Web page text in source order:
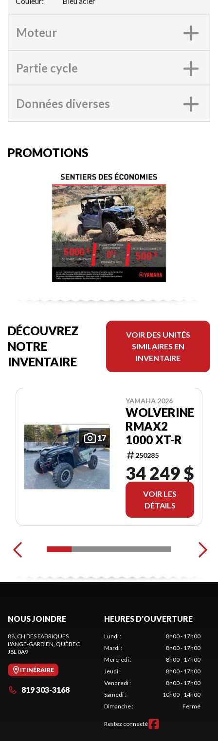
Moteur
Partie cycle
Données diverses
PROMOTIONS
DÉCOUVREZ
NOTRE
INVENTAIRE
VOIR DES UNITÉS
SIMILAIRES EN
INVENTAIRE
17
YAMAHA 2026
WOLVERINE
RMAX2
1000 XT-R
250285
34 249 $
VOIR LES
DÉTAILS
NOUS JOINDRE
88, CH DES FABRIQUES
L'ANGE-GARDIEN, QUÉBEC
J8L 0A9
ITINÉRAIRE
819 303-3168
HEURES D'OUVERTURE
Lundi:
8h00 - 17h00
Mardi:
8h00 - 17h00
Mercredi:
8h00 - 17h00
Jeudi:
8h00 - 17h00
Vendredi:
8h00 - 17h00
Samedi:
10h00 - 14h00
Dimanche: Fermé
Restez connecté